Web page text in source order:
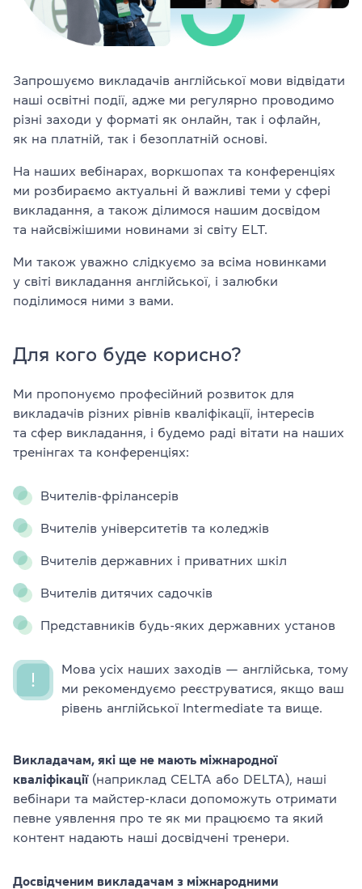
Перевірити свійрівень
Мова сайту RU UK EN
(050) 580 11 00
(063) 580 11 00
(098) 580 11 00
Дивитись на Google Maps
Запрошуємо викладачів англійської мови відвідати
наші освітні події, адже ми регулярно проводимо
різні заходи у форматі як онлайн, так і офлайн,
як на платній, так і безоплатній основі.
На наших вебінарах, воркшопах та конференціях
ми розбираємо актуальні й важливі теми у сфері
викладання, а також ділимося нашим досвідом
та найсвіжішими новинами зі світу ELT.
Ми також уважно слідкуємо за всіма новинками
у світі викладання англійської, і залюбки
поділимося ними з вами.
Для кого буде корисно?
Ми пропонуємо професійний розвиток для
викладачів різних рівнів кваліфікації, інтересів
та сфер викладання, і будемо раді вітати на наших
тренінгах та конференціях:
Вчителів-фрілансерів
Вчителів університетів та коледжів
Вчителів державних і приватних шкіл
Вчителів дитячих садочків
Представників будь-яких державних установ
Мова усіх наших заходів — англійська, тому
ми рекомендуємо реєструватися, якщо ваш
рівень англійської Intermediate та вище.
Викладачам, які ще не мають міжнародної
кваліфікації(наприклад CELTA або DELTA), наші
вебінари та майстер-класи допоможуть отримати
певне уявлення про те як ми працюємо та який
контент надають наші досвідчені тренери.
Досвідченим викладачам з міжнародними